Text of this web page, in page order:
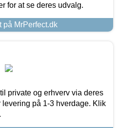
for at se deres udvalg.
på MrPerfect.dk
private og erhverv via deres
på 1-3 hverdage. Klik